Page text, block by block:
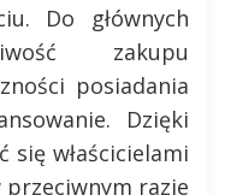
Do głównych
zakupu
posiadania
Dzięki
właścicielami
przeciwnym razie